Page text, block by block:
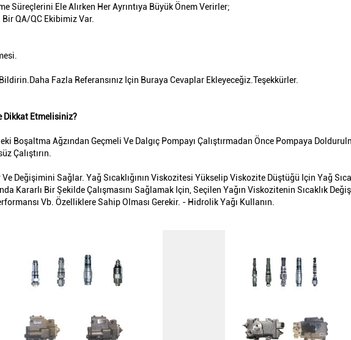
Süreçlerini Ele Alırken Her Ayrıntıya Büyük Önem Verirler;
QA/QC Ekibimiz Var.
Fazla Referansınız Için Buraya Cevaplar Ekleyeceğiz.Teşekkürler.
Dikkat Etmelisiniz?
Boşaltma Ağzından Geçmeli Ve Dalgıç Pompayı Çalıştırmadan Önce Pompaya
Çalıştırın.
Değişimini Sağlar. Yağ Sıcaklığının Viskozitesi Yükselip Viskozite Düştüğü Için Yağ
Kararlı Bir Şekilde Çalışmasını Sağlamak Için, Seçilen Yağın Viskozitenin Sıcaklık
Vb. Özelliklere Sahip Olması Gerekir. - Hidrolik Yağı Kullanın.